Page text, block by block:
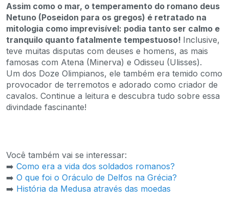
Assim como o mar, o temperamento do romano deus
Netuno (Poseidon para os gregos) é retratado na
mitologia como imprevisível: podia tanto ser calmo e
tranquilo quanto fatalmente tempestuoso! Inclusive,
teve muitas disputas com deuses e homens, as mais
famosas com Atena (Minerva) e Odisseu (Ulisses).
Um dos Doze Olimpianos, ele também era temido como
provocador de terremotos e adorado como criador de
cavalos. Continue a leitura e descubra tudo sobre essa
divindade fascinante!
Você também vai se interessar:
➡️ Como era a vida dos soldados romanos?
➡️ O que foi o Oráculo de Delfos na Grécia?
➡️ História da Medusa através das moedas